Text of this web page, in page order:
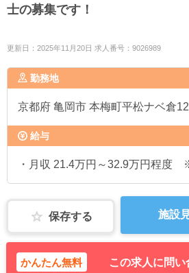
士の募集です！
更新日：2025年11月20日 求人番号：9026989
勤務地
京都府 亀岡市 本梅町平松ナベ倉12
給与
・月収 21.4万円～32.9万円程度
保存する 施設
かんたん無料 この求人に問い